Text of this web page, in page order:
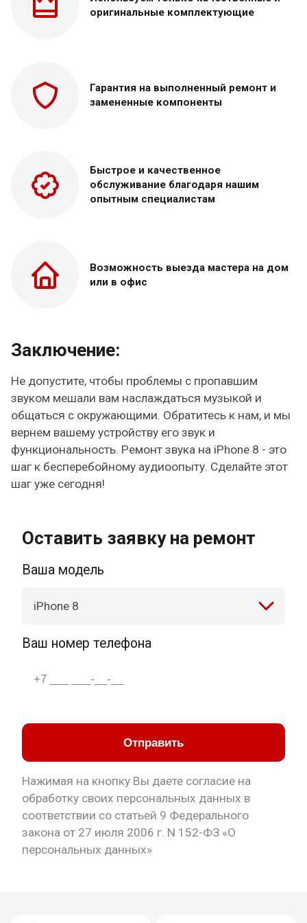
оригинальные комплектующие
Гарантия на выполненный ремонт и
замененные компоненты
Быстрое и качественное
обслуживание благодаря нашим
опытным специалистам
Возможность выезда мастера на дом
или в офис
Заключение:
Не допустите, чтобы проблемы с пропавшим
звуком мешали вам наслаждаться музыкой и
общаться с окружающими. Обратитесь к нам, и мы
вернем вашему устройству его звук и
функциональность. Ремонт звука на iPhone 8 - это
шаг к бесперебойному аудиоопыту. Сделайте этот
шаг уже сегодня!
Оставить заявку на ремонт
Ваша модель
iPhone 8
Ваш номер телефона
Отправить
Нажимая на кнопку Вы даете согласие на
обработку своих персональных данных в
соответствии со статьей 9 Федерального
закона от 27 июля 2006 г. N 152-ФЗ «О
персональных данных»